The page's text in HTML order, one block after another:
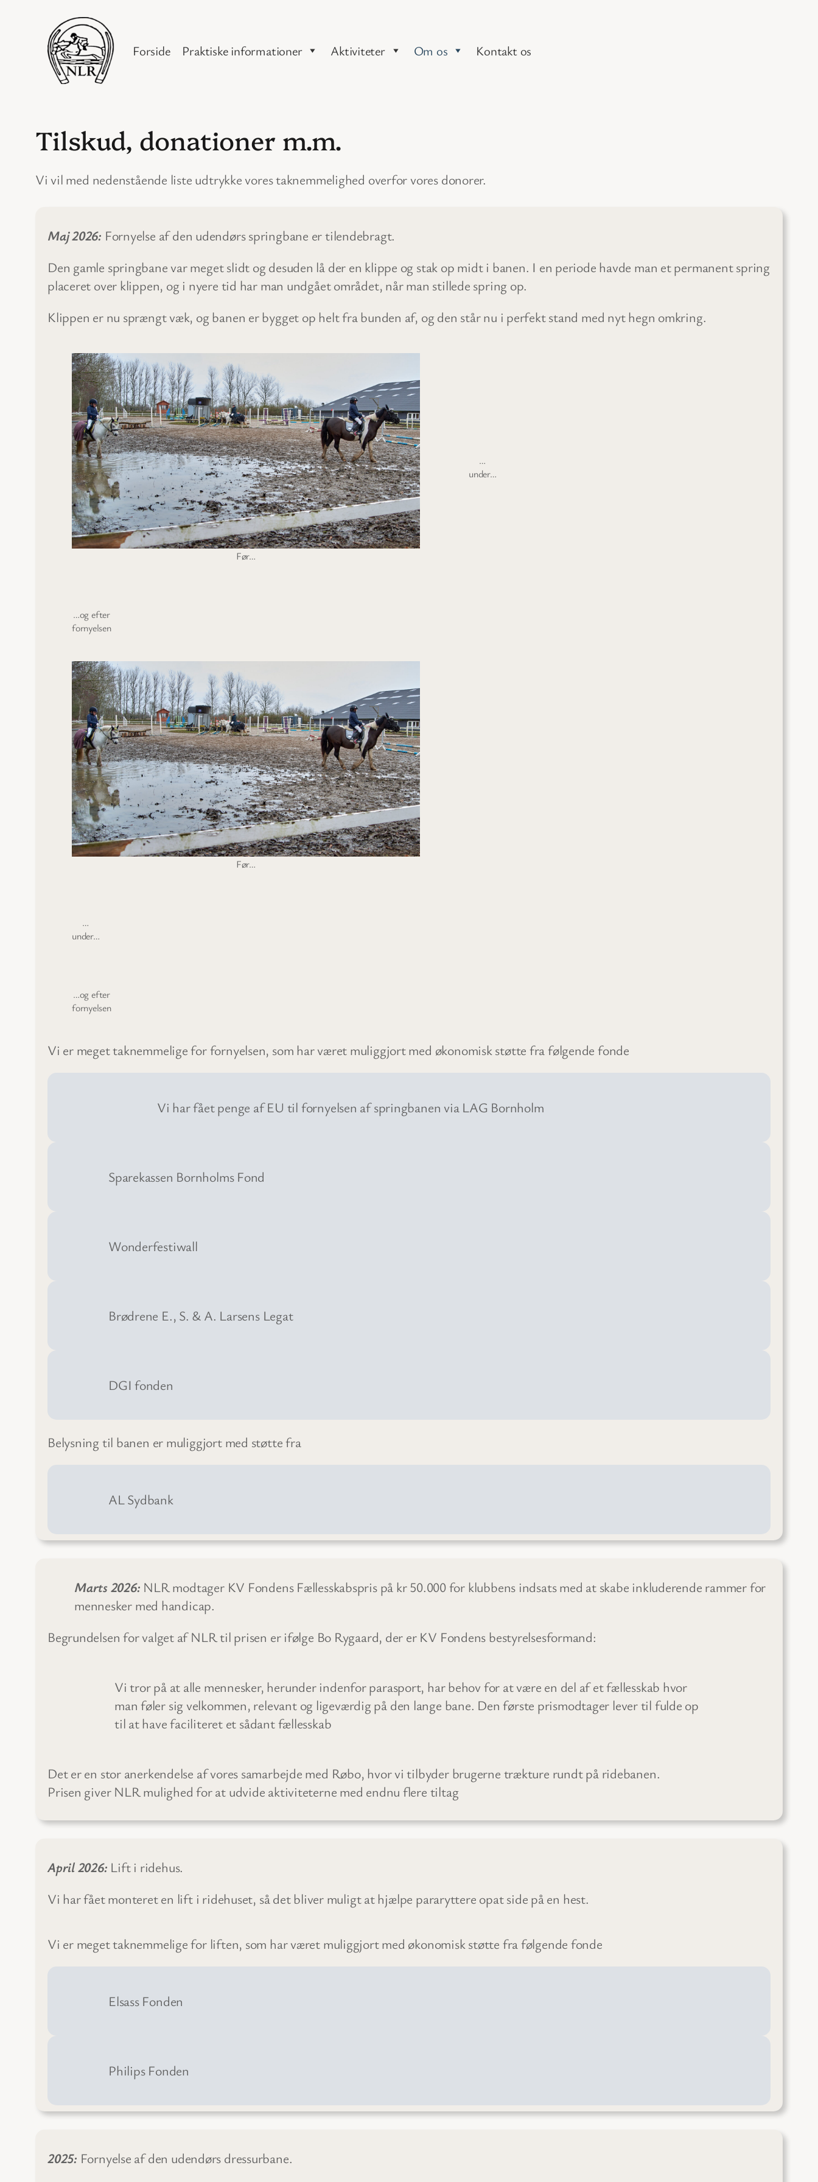
Forside Praktiske informationer Aktiviteter Om os Kontakt os
Tilskud, donationer m.m.
Vi vil med nedenstående liste udtrykke vores taknemmelighed overfor vores donorer.
Maj 2026: Fornyelse af den udendørs springbane er tilendebragt.
Den gamle springbane var meget slidt og desuden lå der en klippe og stak op midt i banen. I en periode havde man et permanent spring
placeret over klippen, og i nyere tid har man undgået området, når man stillede spring op.
Klippen er nu sprængt væk, og banen er bygget op helt fra bunden af, og den står nu i perfekt stand med nyt hegn omkring.
Før…
…
under…
…og efter
fornyelsen
Før…
…
under…
…og efter
fornyelsen
Vi er meget taknemmelige for fornyelsen, som har været muliggjort med økonomisk støtte fra følgende fonde
Vi har fået penge af EU til fornyelsen af springbanen via LAG Bornholm
Sparekassen Bornholms Fond
Wonderfestiwall
Brødrene E., S. & A. Larsens Legat
DGI fonden
Belysning til banen er muliggjort med støtte fra
AL Sydbank
Marts 2026: NLR modtager KV Fondens Fællesskabspris på kr 50.000 for klubbens indsats med at skabe inkluderende rammer for
mennesker med handicap.
Begrundelsen for valget af NLR til prisen er ifølge Bo Rygaard, der er KV Fondens bestyrelsesformand:
Vi tror på at alle mennesker, herunder indenfor parasport, har behov for at være en del af et fællesskab hvor
man føler sig velkommen, relevant og ligeværdig på den lange bane. Den første prismodtager lever til fulde op
til at have faciliteret et sådant fællesskab
Det er en stor anerkendelse af vores samarbejde med Røbo, hvor vi tilbyder brugerne trækture rundt på ridebanen.
Prisen giver NLR mulighed for at udvide aktiviteterne med endnu flere tiltag
April 2026: Lift i ridehus.
Vi har fået monteret en lift i ridehuset, så det bliver muligt at hjælpe pararyttere opat side på en hest.
Vi er meget taknemmelige for liften, som har været muliggjort med økonomisk støtte fra følgende fonde
Elsass Fonden
Philips Fonden
2025: Fornyelse af den udendørs dressurbane.